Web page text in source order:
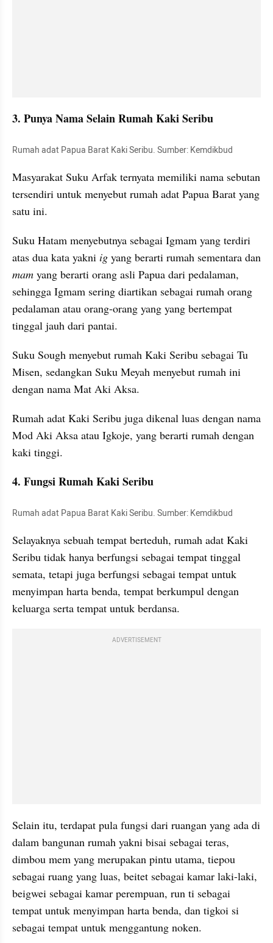
3. Punya Nama Selain Rumah Kaki Seribu
Rumah adat Papua Barat Kaki Seribu. Sumber: Kemdikbud
Masyarakat Suku Arfak ternyata memiliki nama sebutan
tersendiri untuk menyebut rumah adat Papua Barat yang
satu ini.
Suku Hatam menyebutnya sebagai Igmam yang terdiri
atas dua kata yakni ig
mam yang berarti orang asli Papua dari pedalaman,
sehingga Igmam sering diartikan sebagai rumah orang
pedalaman atau orang-orang yang yang bertempat
tinggal jauh dari pantai.
Suku Sough menyebut rumah Kaki Seribu sebagai Tu
Misen, sedangkan Suku Meyah menyebut rumah ini
dengan nama Mat Aki Aksa.
Rumah adat Kaki Seribu juga dikenal luas dengan nama
Mod Aki Aksa atau Igkoje, yang berarti rumah dengan
kaki tinggi.
4. Fungsi Rumah Kaki Seribu
Rumah adat Papua Barat Kaki Seribu. Sumber: Kemdikbud
Selayaknya sebuah tempat berteduh, rumah adat Kaki
Seribu tidak hanya berfungsi sebagai tempat tinggal
semata, tetapi juga berfungsi sebagai tempat untuk
menyimpan harta benda, tempat berkumpul dengan
keluarga serta tempat untuk berdansa.
ADVERTISEMENT
Selain itu, terdapat pula fungsi dari ruangan yang ada di
dalam bangunan rumah yakni bisai sebagai teras,
dimbou mem yang merupakan pintu utama, tiepou
sebagai ruang yang luas, beitet sebagai kamar laki-laki,
beigwei sebagai kamar perempuan, run ti sebagai
tempat untuk menyimpan harta benda, dan tigkoi si
sebagai tempat untuk menggantung noken.